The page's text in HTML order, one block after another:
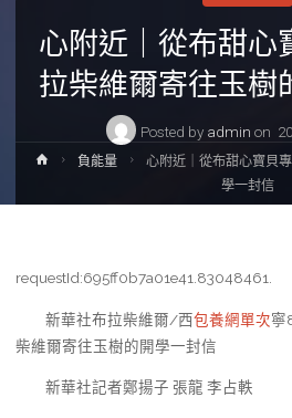
心附近｜從布甜心
拉柴維爾寄往玉樹
Posted by admin on
Home負能量
心附近｜從布甜心寶貝
學一封信
requestId:695ff0b7a01e41.83048461.
新華社布拉柴維爾/西包養網單次寧
柴維爾寄往玉樹的開學一封信
新華社記者鄭揚子 張龍 李占軼